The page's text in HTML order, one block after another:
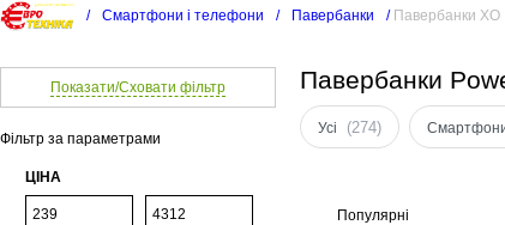
/ Смартфони і телефони / Павербанки / Павербанки XO
Показати/Сховати фільтр
Фільтр за параметрами
ЦІНА
Павербанки
Усі (274)
Популярні